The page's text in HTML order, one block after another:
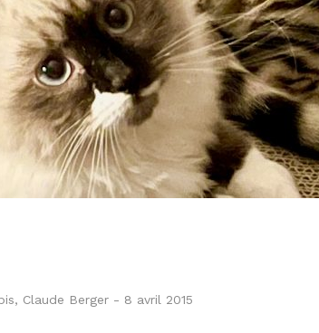
, Claude Berger - 8 avril 2015